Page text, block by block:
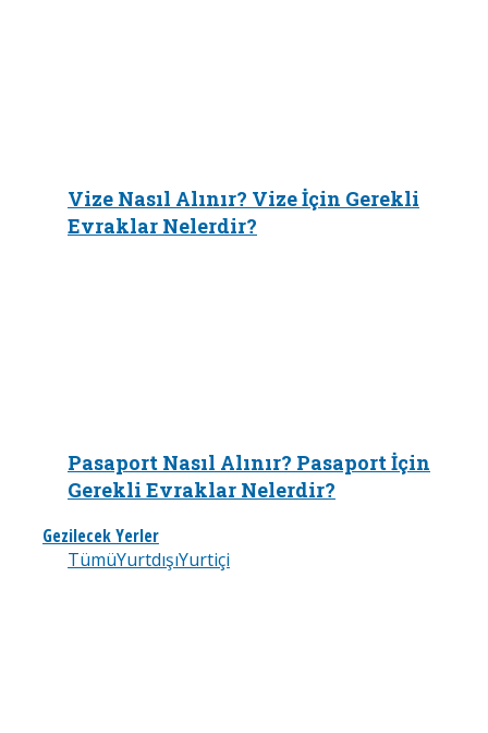
Vize Nasıl Alınır? Vize İçin Gerekli
Evraklar Nelerdir?
Pasaport Nasıl Alınır? Pasaport İçin
Gerekli Evraklar Nelerdir?
Gezilecek Yerler
TümüYurtdışıYurtiçi